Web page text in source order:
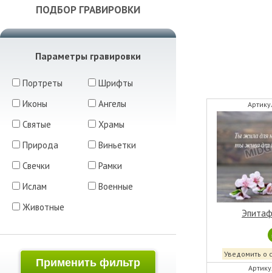
ПОДБОР ГРАВИРОВКИ
Параметры гравировки
Портреты
Шрифты
Иконы
Ангелы
Святые
Храмы
Природа
Виньетки
Свечки
Рамки
Ислам
Военные
Животные
Применить фильтр
Уведомить о